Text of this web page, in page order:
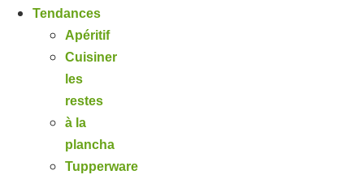
Tendances
Apéritif
Cuisiner
les
restes
à la
plancha
Tupperware